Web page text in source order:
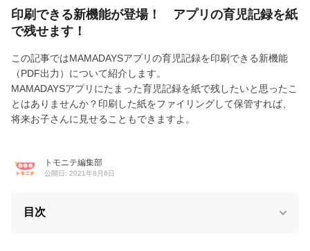
印刷できる新機能が登場！ アプリの育児記録を紙
で残せます！
この記事ではMAMADAYSアプリの育児記録を印刷できる新機能
（PDF出力）について紹介します。
MAMADAYSアプリにたまった育児記録を紙で残したいと思ったこ
とはありませんか？印刷した紙をファイリングして保管すれば、
将来お子さんに見せることもできますよ。
トモニテ編集部
公開日: 2021年8月6日
目次